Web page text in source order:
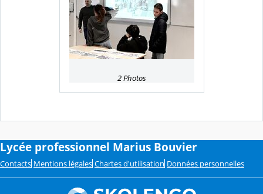
2 Photos
Lycée professionnel Marius Bouvier
Contacts Mentions légales Chartes d'utilisation Données personnelles